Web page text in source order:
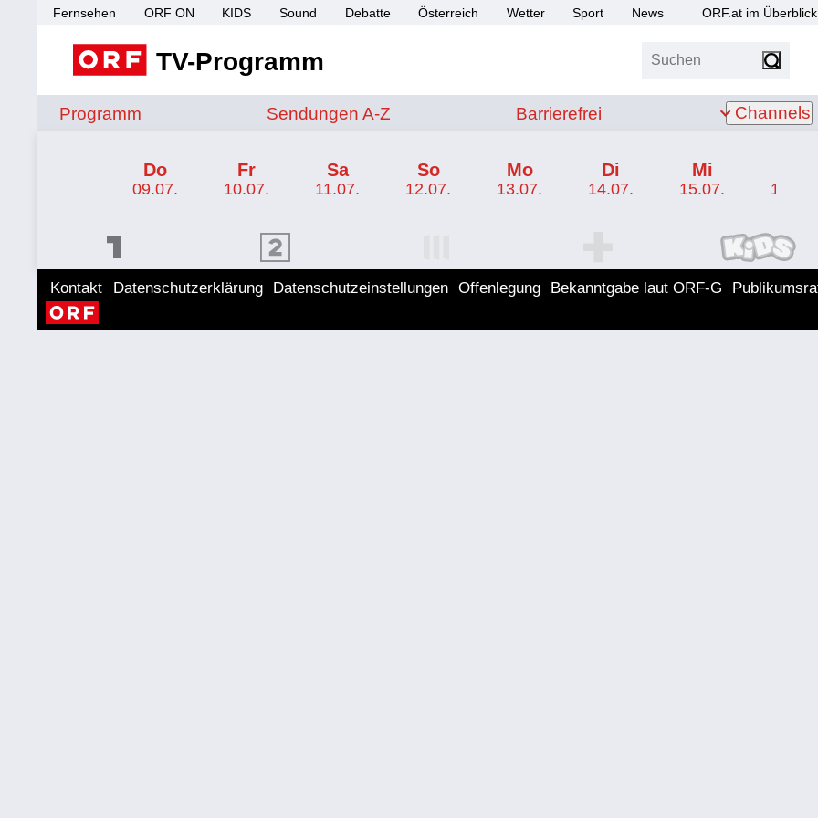
Fernsehen ORF ON KIDS Sound Debatte Österreich Wetter Sport News ORF.at im Überblick
TV-Programm Suchen
Programm Sendungen von A bis Z
Sendungen A-Z Barrierefrei
Barrierefrei Channels
Do
09.07.
Fr
10.07.
Sa
11.07.
So
12.07.
Mo
13.07.
Di
14.07.
Mi
15.07. 16.07.
ORF 2 Programm ORF KIDS Programm
Kontakt Datenschutzerklärung Datenschutzeinstellungen Offenlegung Bekanntgabe laut ORF-G